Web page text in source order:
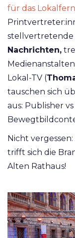
für das
Nachrichten,
Lokal-TV (
tauschen sich
aus: Publisher
Nicht
trifft sich die
Alten Rathaus!